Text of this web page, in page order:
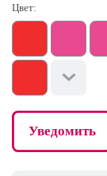
Уведомить
Цвет: